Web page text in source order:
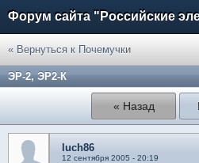
Форум сайта "Российские
« Вернуться к Почемучки
ЭР-2, ЭР2-К
« Назад
luch86
12 сентября 2005 - 20:19